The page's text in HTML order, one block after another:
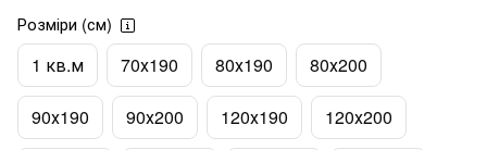
Розміри (см)
1 кв.м 70х190 80х190 80х200
90х190 90х200 120х190 120х200